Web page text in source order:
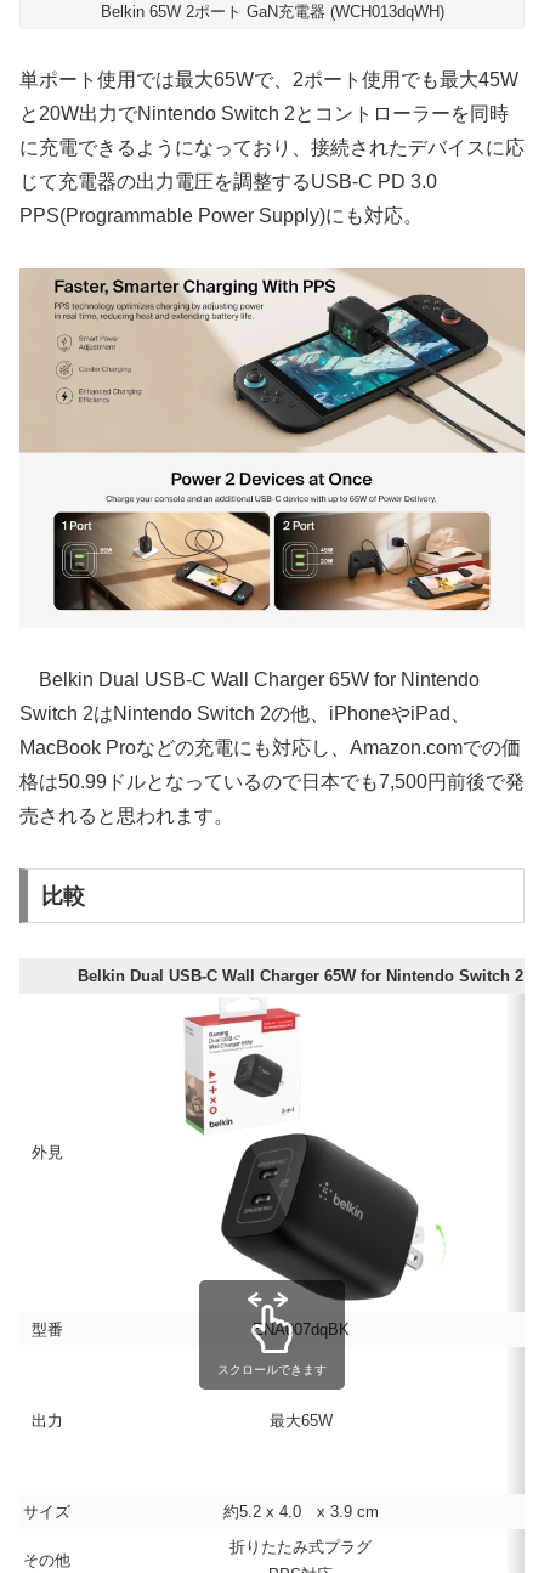
Belkin 65W 2ポート GaN充電器 (WCH013dqWH)
単ポート使用では最大65Wで、2ポート使用でも最大45W
と20W出力でNintendo Switch 2とコントローラーを同時
に充電できるようになっており、接続されたデバイスに応
じて充電器の出力電圧を調整するUSB-C PD 3.0
PPS(Programmable Power Supply)にも対応。
Belkin Dual USB-C Wall Charger 65W for Nintendo
Switch 2はNintendo Switch 2の他、iPhoneやiPad、
MacBook Proなどの充電にも対応し、Amazon.comでの価
格は50.99ドルとなっているので日本でも7,500円前後で発
売されると思われます。
比較
Belkin Dual USB-C Wall Charger 65W for Nintendo Switch 2
外見
型番 ENA007dqBK
出力 最大65W
サイズ 約5.2 x 4.0 x 3.9 cm
その他
折りたたみ式プラグ
スクロールできます